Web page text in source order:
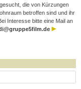
die von Kürzungen
betroffen sind und ihr
Interesse bitte eine Mail an